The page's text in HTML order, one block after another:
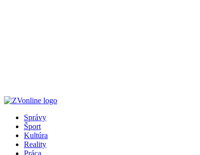
Správy
Šport
Kultúra
Reality
Práca